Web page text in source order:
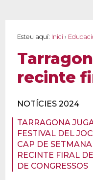
Esteu aquí: Inici ›
recinte
NOTÍCIES 2024
TARRAGONA
FESTIVAL DEL
CAP DE
RECINTE FIRAL
DE CONGRESSOS